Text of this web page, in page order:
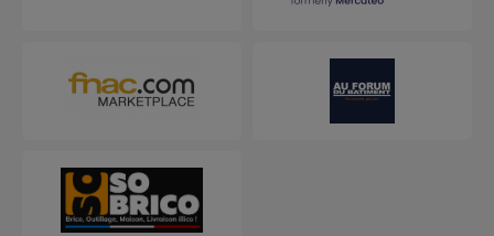
sans changer la buse – gain de temps optimal.
rivet et mesure de la longueur du rivet) sont
intégrés à la pince. Elle est compatible avec tous
les types de rivets de Ø3.2 à 4.8mm, y compris les
tiges de rivets.